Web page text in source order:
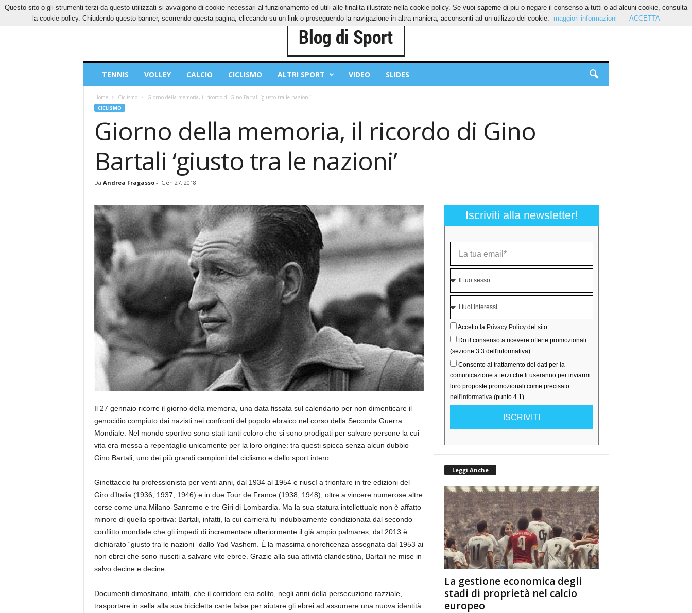
DOMENICA, 9 AGOSTO 2026 CONTATTI COOKIES PRIVACY POLICY
Sport
TENNIS VOLLEY CALCIO CICLISMO ALTRI SPORT VIDEO SLIDES
Home Ciclismo Giorno della memoria, il ricordo di Gino Bartali ‘giusto tra le nazioni’
CICLISMO
Giorno della memoria, il ricordo di Gino
Bartali ‘giusto tra le nazioni’
Da Andrea Fragasso- Gen 27, 2018
Il 27 gennaio ricorre il giorno della memoria, una data fissata sul calendario per non dimenticare il
genocidio compiuto dai nazisti nei confronti del popolo ebraico nel corso della Seconda Guerra
Mondiale. Nel mondo sportivo sono stati tanti coloro che si sono prodigati per salvare persone la cui
vita era messa a repentaglio unicamente per la loro origine: tra questi spicca senza alcun dubbio
Gino Bartali, uno dei più grandi campioni del ciclismo e dello sport intero.
Ginettaccio fu professionista per venti anni, dal 1934 al 1954 e riuscì a trionfare in tre edizioni del
Giro d’Italia (1936, 1937, 1946) e in due Tour de France (1938, 1948), oltre a vincere numerose altre
corse come una Milano-Sanremo e tre Giri di Lombardia. Ma la sua statura intellettuale non è affatto
minore di quella sportiva: Bartali, infatti, la cui carriera fu indubbiamente condizionata dal secondo
conflitto mondiale che gli impedì di incrementare ulteriormente il già ampio palmares, dal 2013 è
dichiarato “giusto tra le nazioni” dallo Yad Vashem. È la massima onoreficenza assegnata dal 1953 ai
non ebrei che sono riusciti a salvare vite ebree. Grazie alla sua attività clandestina, Bartali ne mise in
salvo decine e decine.
Documenti dimostrano, infatti, che il corridore era solito, negli anni della persecuzione razziale,
trasportare in sella alla sua bicicletta carte false per aiutare gli ebrei ad assumere una nuova identità
Iscriviti alla newsletter!
Accetto la Privacy Policydel sito.
Do il consenso a ricevere offerte promozionali
(sezione 3.3 dell'informativa).
Consento al trattamento dei dati per la
comunicazione a terzi che li useranno per inviarmi
loro proposte promozionali come precisato
nell'informativa(punto 4.1).
ISCRIVITI
Leggi Anche
La gestione economica degli
stadi di proprietà nel calcio
europeo
Questo sito o gli strumenti terzi da questo utilizzati si avvalgono di cookie necessari al funzionamento ed utili alle finalita illustrate nella cookie policy. Se vuoi saperne di piu o negare il consenso a tutti o ad alcuni cookie, consulta
la cookie policy. Chiudendo questo banner, scorrendo questa pagina, cliccando su un link o proseguendo la navigazione in altra maniera, acconsenti ad un utilizzo dei cookie.
maggiori informazioni ACCETTA